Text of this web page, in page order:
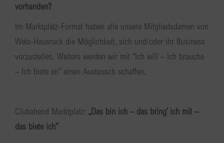
vorhanden?
Im Marktplatz-Format haben alle unsere Mitgliedsdamen von
Wels-Hausruck die Möglichkeit, sich und/oder ihr Business
vorzustellen. Weiters werden wir mit “Ich will – Ich brauche
– Ich biete an” einen Austausch schaffen.
Clubabend Marktplatz: „Das bin ich – das bring’ ich mit –
das biete ich”